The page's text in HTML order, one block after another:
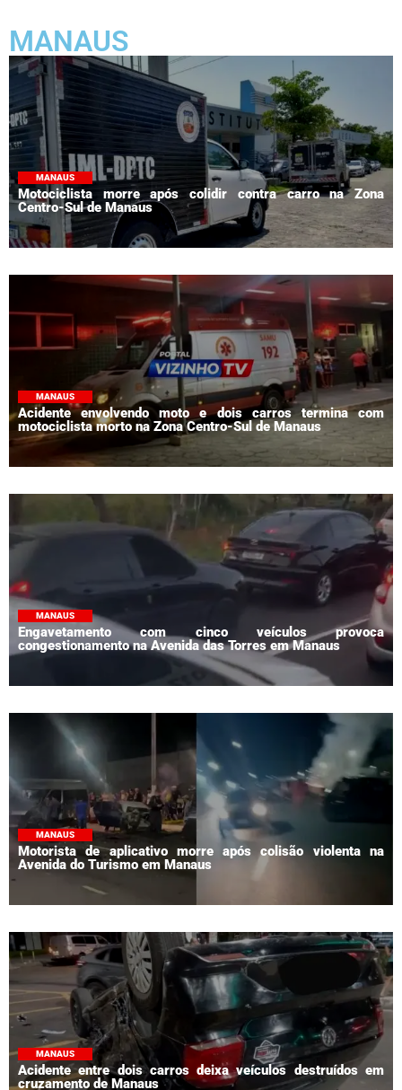
MANAUS
MANAUS
Motociclista morre após colidir contra carro na Zona
Centro-Sul de Manaus
MANAUS
Acidente envolvendo moto e dois carros termina com
motociclista morto na Zona Centro-Sul de Manaus
MANAUS
Engavetamento com cinco veículos provoca
congestionamento na Avenida das Torres em Manaus
MANAUS
Motorista de aplicativo morre após colisão violenta na
Avenida do Turismo em Manaus
MANAUS
Acidente entre dois carros deixa veículos destruídos em
cruzamento de Manaus